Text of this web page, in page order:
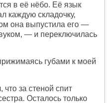
в её нёбо. Её язык
каждую складочку,
она выпустила его —
— и переключилась
губами к моей
за стеной спит
Осталось только